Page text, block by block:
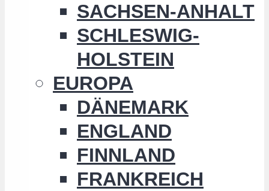
SACHSEN-ANHALT
SCHLESWIG-
HOLSTEIN
EUROPA
DÄNEMARK
ENGLAND
FINNLAND
FRANKREICH